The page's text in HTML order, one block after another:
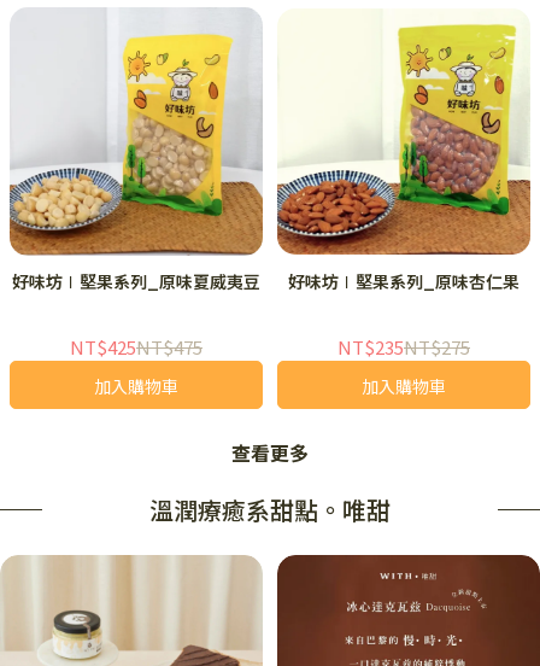
好味坊∣堅果系列_原味夏威夷豆
NT$425NT$475
加入購物車
好味坊∣堅果系列_原味杏仁果
NT$235NT$275
加入購物車
查看更多
溫潤療癒系甜點。唯甜